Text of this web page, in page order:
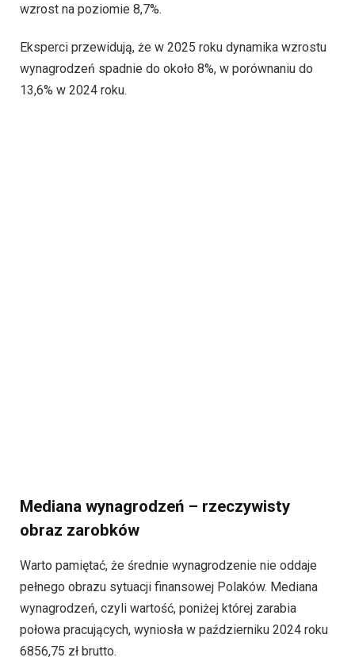
wzrost na poziomie 8,7%.
Eksperci przewidują, że w 2025 roku dynamika wzrostu
wynagrodzeń spadnie do około 8%, w porównaniu do
13,6% w 2024 roku.
Mediana wynagrodzeń – rzeczywisty
obraz zarobków
Warto pamiętać, że średnie wynagrodzenie nie oddaje
pełnego obrazu sytuacji finansowej Polaków. Mediana
wynagrodzeń, czyli wartość, poniżej której zarabia
połowa pracujących, wyniosła w październiku 2024 roku
6856,75 zł brutto.